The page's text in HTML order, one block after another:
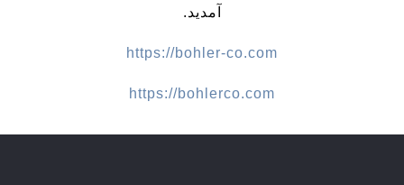
آمدید.
https://bohler-co.com
https://bohlerco.com